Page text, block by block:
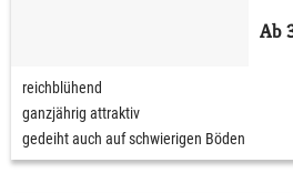
Ab
reichblühend
ganzjährig attraktiv
gedeiht auch auf schwierigen Böden